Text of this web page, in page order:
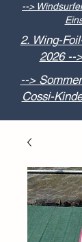
-->
2. Wing-
2026 --
-->
Cossi-